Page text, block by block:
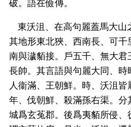
破。語在儉傳。
東沃沮、在高句麗蓋馬大山
其地形東北狹、西南長、可千
南與濊貊接。戶五千、無大君
長帥。其言語與句麗大同、時
人衞滿、王朝鮮。時、沃沮
年、伐朝鮮、殺滿孫右渠。分
城爲玄菟郡。後爲夷貊所侵、